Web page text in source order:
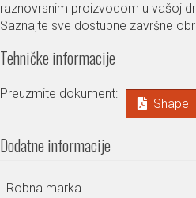
raznovrsnim proizvodom u vašoj
Saznajte sve dostupne završne
Tehničke informacije
Preuzmite dokument:
Shape
Dodatne informacije
Robna marka